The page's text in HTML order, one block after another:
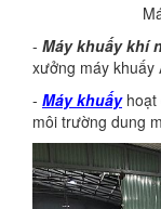
- Máy khuấy khí
xưởng máy khuấy
- Máy khuấyhoạt
môi trường dung